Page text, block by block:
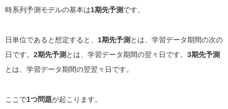
時系列予測モデルの基本は1期先予測です。
日単位であると想定すると、 1期先予測 とは、学習データ期間の次の
日です。 2期先予測 とは、学習データ期間の翌々日です。 3期先予測
とは、学習データ期間の翌翌々日です。
ここで1つ問題が起こります。